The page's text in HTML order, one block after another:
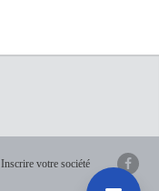
Inscrire votre société